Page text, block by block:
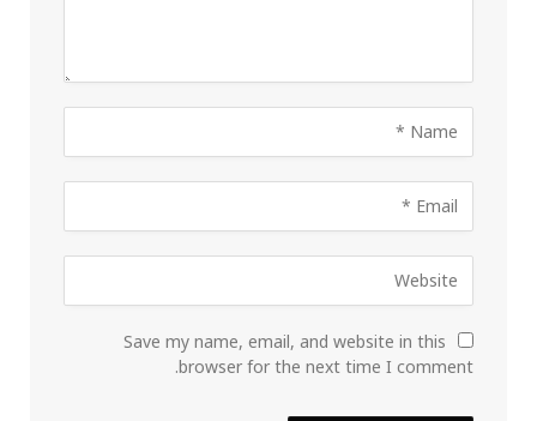
Save my name, email, and website in this
browser for the next time I comment.